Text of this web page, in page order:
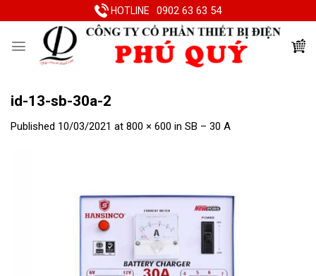
to
HOTLINE 0902 63 63 54
id-13-sb-30a-2
Published 10/03/2021 at 800 × 600 in SB – 30 A